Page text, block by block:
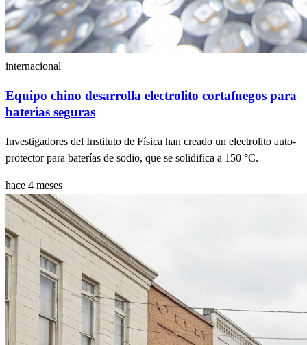
internacional
Equipo chino desarrolla electrolito cortafuegos para
baterías seguras
Investigadores del Instituto de Física han creado un electrolito auto-
protector para baterías de sodio, que se solidifica a 150 °C.
hace 4 meses